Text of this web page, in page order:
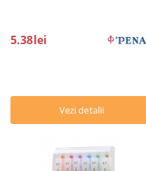
5.38lei
Vezi detalii